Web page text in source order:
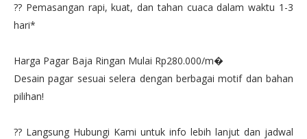
?? Pemasangan rapi, kuat, dan tahan cuaca dalam waktu 1-3
hari*
Harga Pagar Baja Ringan Mulai Rp280.000/m�
Desain pagar sesuai selera dengan berbagai motif dan bahan
pilihan!
?? Langsung Hubungi Kami untuk info lebih lanjut dan jadwal